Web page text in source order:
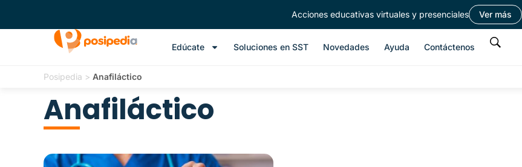
Acciones educativas virtuales y presenciales Ver más
Edúcate Soluciones en SST Novedades Ayuda Contáctenos
Posipedia > Anafiláctico
Anafiláctico